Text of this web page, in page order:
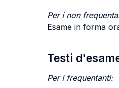
Per i non
Esame in forma
Testi
Per i frequentanti: